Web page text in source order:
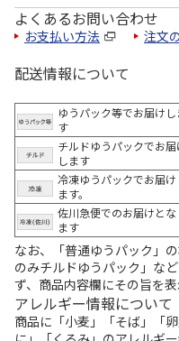
よくあるお問い合わせ
お支払い方法 注文
配送情報について
ゆうパック等でお届けし
す
チルドゆうパックでお届
します
冷凍ゆうパックでお届け
ます。
佐川急便でのお届けとな
ます
なお、「普通ゆうパック」
のみチルドゆうパック」な
ず、商品内容欄にその旨を表
アレルギー情報について
商品に「小麦」「そば」「